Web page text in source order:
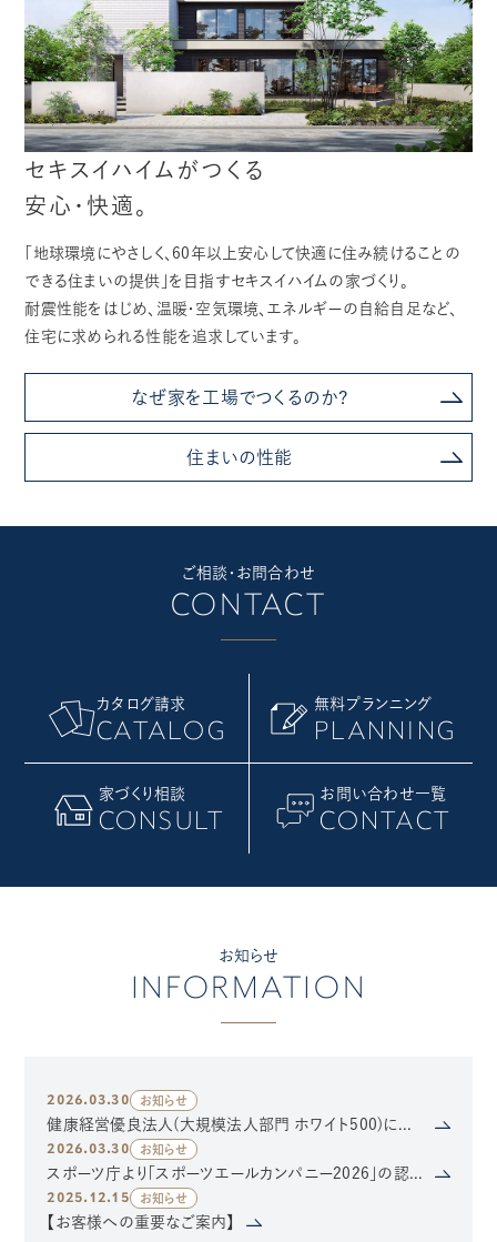
セキスイハイムがつくる
安心・快適。
「地球環境にやさしく、60年以上安心して快適に住み続けることの
できる住まいの提供」を目指すセキスイハイムの家づくり。
耐震性能をはじめ、温暖・空気環境、エネルギーの自給自足など、
住宅に求められる性能を追求しています。
なぜ家を工場でつくるのか?
住まいの性能
ご相談・お問合わせ
CONTACT
カタログ請求
CATALOG
無料プランニング
PLANNING
家づくり相談
CONSULT
お問い合わせ一覧
CONTACT
お知らせ
INFORMATION
2026.03.30 お知らせ
健康経営優良法人(大規模法人部門 ホワイト500)に認定されました
2026.03.30 お知らせ
スポーツ庁より「スポーツエールカンパニー2026」の認定を受けました
2025.12.15 お知らせ
【お客様への重要なご案内】